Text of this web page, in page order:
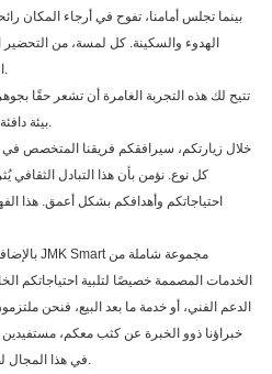
بينما تجلس أمامنا، تفوح في أرجاء المكان
الهدوء والسكينة. كل لمسة، من التحضير
الصينية كالاحترام والصبر وكرم الضيافة.
تتيح لك هذه التجربة الغامرة أن تشعر حقًا
بيئة دافئة وجذابة للمناقشات المفتوحة والمثمرة.
خلال زيارتكم، سيرافقكم فريقنا المتخصص
كل نوع. نؤمن بأن هذا التبادل الثقافي
احتياجاتكم وأهدافكم بشكل أعمق. هذا
JMK Smartمجموعة شاملة من
الخدمات المصممة خصيصًا لتلبية احتياجاتكم
الدعم الفني، أو خدمة ما بعد البيع، فنحن
خبراؤنا ذوو الخبرة عن كثب معكم،
في هذا المجال لضمان تحقيق أهداف أعمالكم وتجاوزها.